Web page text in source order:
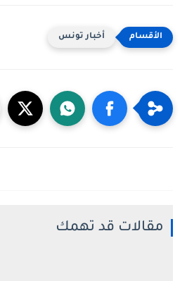
أخبار تونس
مقالات قد تهمك